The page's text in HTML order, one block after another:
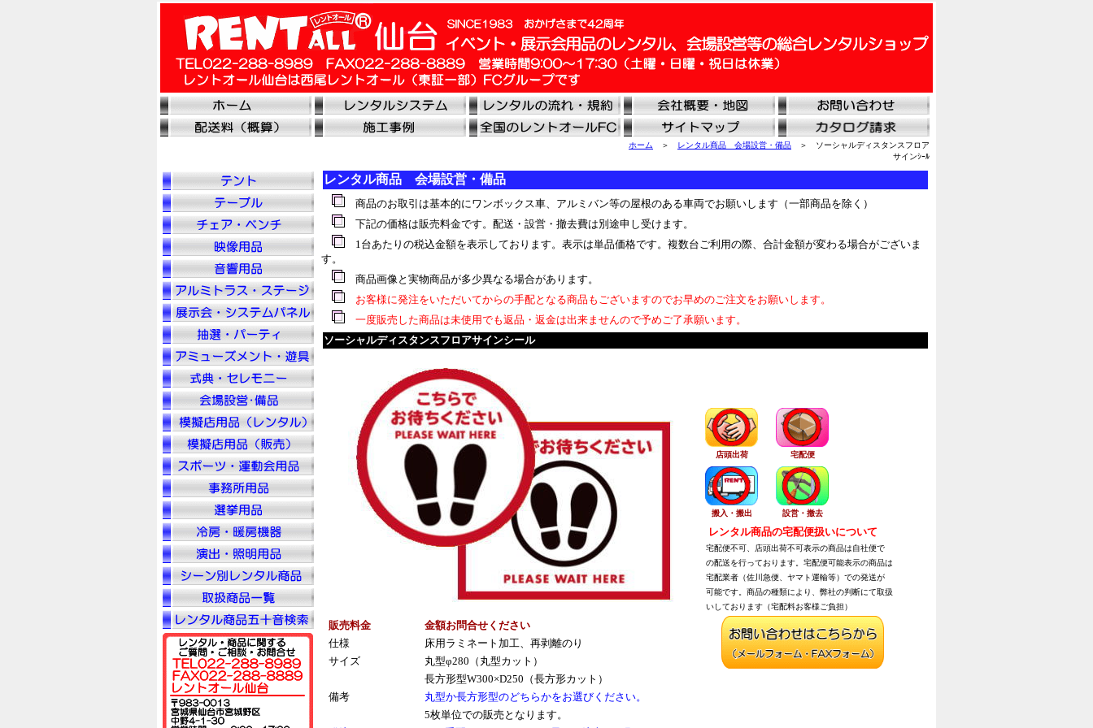
ホーム ＞ レンタル商品 会場設営・備品 ＞ ソーシャルディスタンスフロア
サインｼｰﾙ
レンタル商品 会場設営・備品
商品のお取引は基本的にワンボックス車、アルミバン等の屋根のある車両でお願いします（一部商品を除く）
下記の価格は販売料金です。配送・設営・撤去費は別途申し受けます。
1台あたりの税込金額を表示しております。表示は単品価格です。複数台ご利用の際、合計金額が変わる場合がございま
す。
商品画像と実物商品が多少異なる場合があります。
お客様に発注をいただいてからの手配となる商品もございますのでお早めのご注文をお願いします。
一度販売した商品は未使用でも返品・返金は出来ませんので予めご了承願います。
ソーシャルディスタンスフロアサインシール
店頭出荷 宅配便
搬入・搬出 設営・撤去
レンタル商品の宅配便扱いについて
宅配便不可、店頭出荷不可表示の商品は自社便で
の配送を行っております。宅配便可能表示の商品は
宅配業者（佐川急便、ヤマト運輸等）での発送が
可能です。商品の種類により、弊社の判断にて取扱
いしております（宅配料お客様ご負担）
販売料金
金額お問合せください
仕様
床用ラミネート加工、再剥離のり
サイズ
丸型φ280（丸型カット）
長方形型W300×D250（長方形カット）
備考
丸型か長方形型のどちらかをお選びください。
5枚単位での販売となります。